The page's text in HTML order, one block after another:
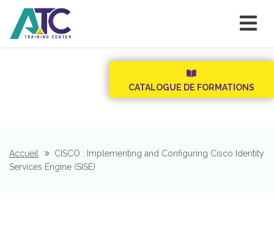
CATALOGUE DE FORMATIONS
Accueil
CISCO : Implementing and Configuring Cisco Identity
Services Engine (SISE)